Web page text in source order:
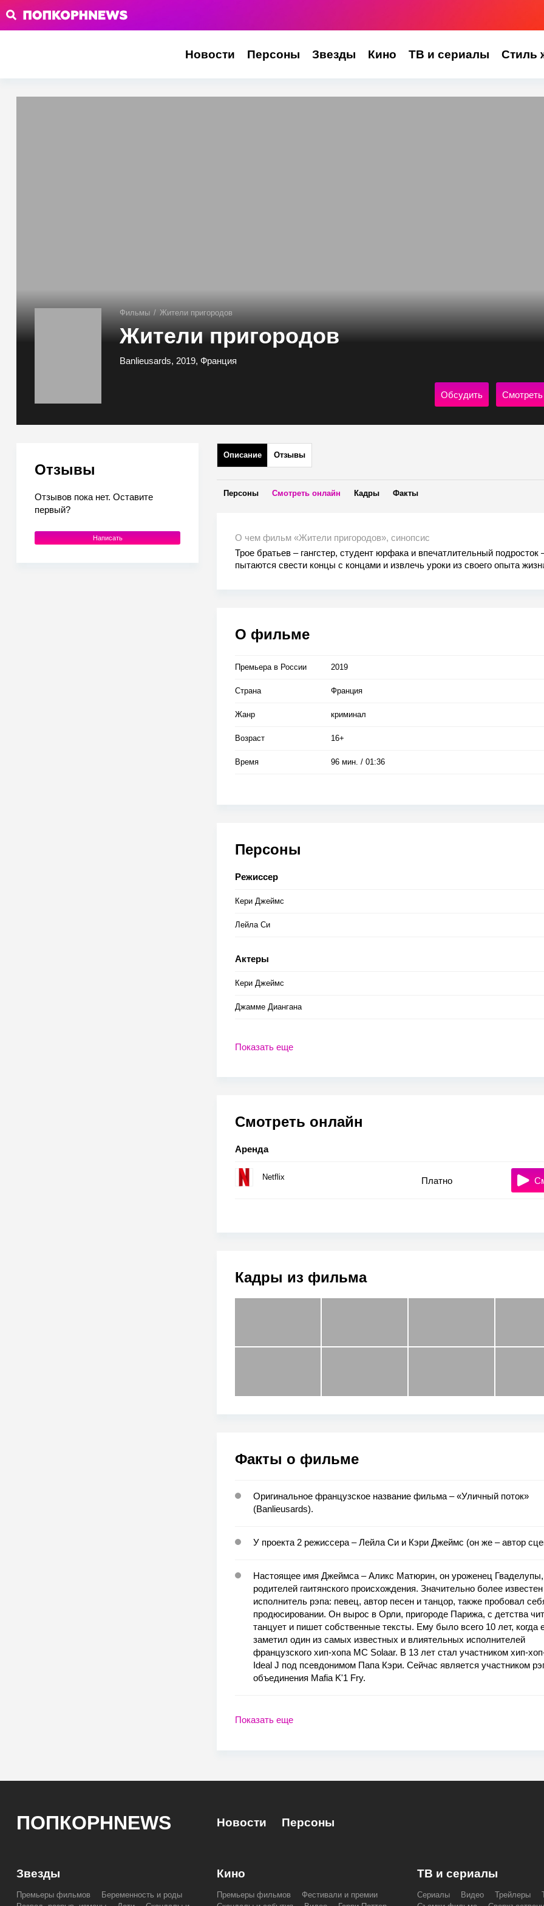
Новости Персоны Звезды Кино ТВ и сериалы Стиль
Фильмы / Жители пригородов
Жители пригородов
Banlieusards, 2019, Франция
Обсудить
Отзывы
Отзывов пока нет. Оставите
первый?
Написать
Описание Отзывы
Персоны Смотреть онлайн Кадры Факты
О чем фильм «Жители пригородов», синопсис
Трое братьев – гангстер, студент юрфака и впечатлительный подросток
пытаются свести концы с концами и извлечь уроки из своего опыта жизни
О фильме
Премьера в Росcии 2019
Страна Франция
Жанр криминал
Возраст 16+
Время 96 мин. / 01:36
Персоны
Режиссер
Кери Джеймс
Лейла Си
Актеры
Кери Джеймс
Джамме Диангана
Показать еще
Смотреть онлайн
Аренда
Netflix Платно
Кадры из фильма
Факты о фильме
Оригинальное французское название фильма – «Уличный поток»
(Banlieusards).
У проекта 2 режиссера – Лейла Си и Кэри Джеймс (он же – автор
Настоящее имя Джеймса – Аликс Матюрин, он уроженец
родителей гаитянского происхождения. Значительно более известен
исполнитель рэпа: певец, автор песен и танцор, также пробовал
продюсировании. Он вырос в Орли, пригороде Парижа, с детства
танцует и пишет собственные тексты. Ему было всего 10 лет, когда
заметил один из самых известных и влиятельных исполнителей
французского хип-хопа MC Solaar. В 13 лет стал участником хип-
Ideal J под псевдонимом Папа Кэри. Сейчас является участником
объединения Mafia K'1 Fry.
Показать еще
ПОПКОРНNEWS Новости Персоны
Звезды
Премьеры фильмов
Беременность и роды
Кино
Премьеры фильмов
Фестивали и премии
ТВ и сериалы
Сериалы Видео Трейлеры